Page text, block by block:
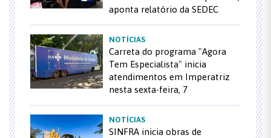
aponta relatório da SEDEC
NOTÍCIAS
Carreta do programa "Agora
Tem Especialista" inicia
atendimentos em Imperatriz
nesta sexta-feira, 7
NOTÍCIAS
SINFRA inicia obras de